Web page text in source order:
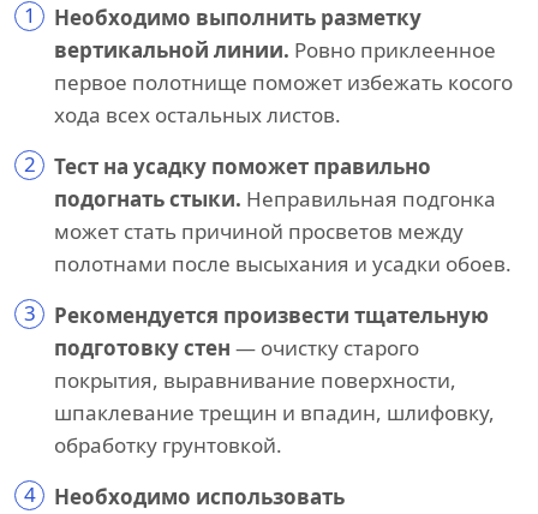
1
Необходимо выполнить разметку
вертикальной линии. Ровно приклеенное
первое полотнище поможет избежать косого
хода всех остальных листов.
2
Тест на усадку поможет правильно
подогнать стыки. Неправильная подгонка
может стать причиной просветов между
полотнами после высыхания и усадки обоев.
3
Рекомендуется произвести тщательную
подготовку стен — очистку старого
покрытия, выравнивание поверхности,
шпаклевание трещин и впадин, шлифовку,
обработку грунтовкой.
4
Необходимо использовать